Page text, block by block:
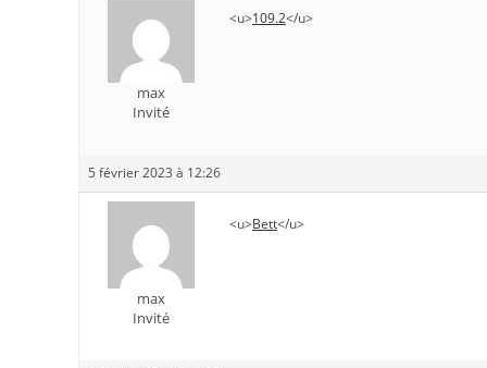
max
Invité
<u>109.2</u>
5 février 2023 à 12:26
max
Invité
<u>Bett</u>